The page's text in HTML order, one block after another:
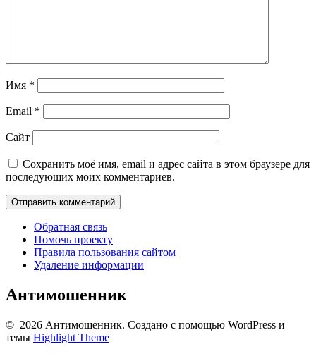
Имя *
Email *
Сайт
Сохранить моё имя, email и адрес сайта в этом браузере для
последующих моих комментариев.
Обратная связь
Помочь проекту
Правила пользования сайтом
Удаление информации
Антимошенник
© 2026 Антимошенник. Создано с помощью WordPress и
темы Highlight Theme